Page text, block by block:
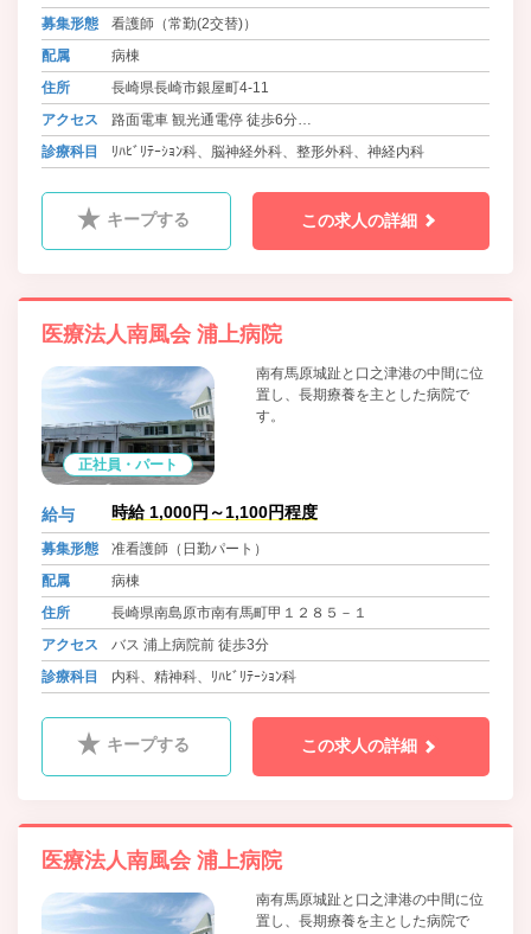
性期(救急)と在宅維持期の架け橋と
献することが、わたしたちの使命だ
と考えています。
募集形態
看護師（常勤(2交替)）
配属
病棟
住所
長崎県長崎市銀屋町4-11
アクセス
路面電車 観光通電停 徒歩6分
バス めがね橋電停 徒歩5分
診療科目 ﾘﾊﾋﾞﾘﾃｰｼｮﾝ科、脳神経外科、整形外科、神経内科
キープする この求人の詳細
医療法人南風会 浦上病院
正社員・パート
南有馬原城趾と口之津港の中間に位
置し、長期療養を主とした病院で
す。
給与 時給 1,000円～1,100円程度
募集形態
准看護師（日勤パート）
配属
病棟
住所
長崎県南島原市南有馬町甲１２８５－１
アクセス
バス 浦上病院前 徒歩3分
診療科目
内科、精神科、ﾘﾊﾋﾞﾘﾃｰｼｮﾝ科
キープする この求人の詳細
医療法人南風会 浦上病院
南有馬原城趾と口之津港の中間に位
置し、長期療養を主とした病院で